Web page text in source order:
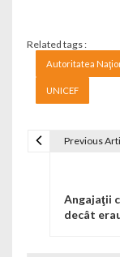
Related tags :
Autoritatea
UNICEF
Previous
Angajaţii
decât